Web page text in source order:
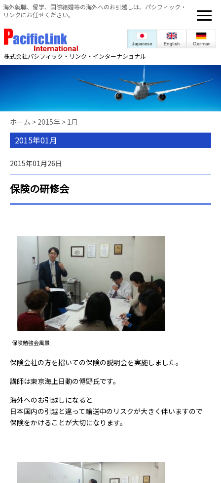
株式会社パシフィック・リンク・インターナショナル
海外就職、留学、国際結婚等の海外へのお引越しは、パシフィック・
リンクにお任せください。
ホーム > 2015年 > 1月
2015年01月
2015年01月26日
保険の研修会
保険勉強会風景
保険会社の方を招いての保険の説明会を実施しました。
講師は東京海上日動の傅野氏です。
海外へのお引越しになると
日本国内の引越と違って輸送中のリスクが大きく伴いますので
保険をかけることが大切になります。